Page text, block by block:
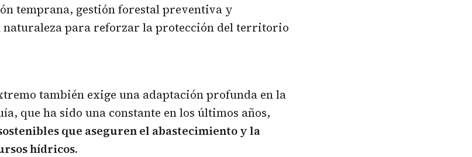
temprana, gestión forestal preventiva y
naturaleza para reforzar la protección del territorio
también exige una adaptación profunda en la
que ha sido una constante en los últimos años,
que aseguren el abastecimiento y la
hídricos.